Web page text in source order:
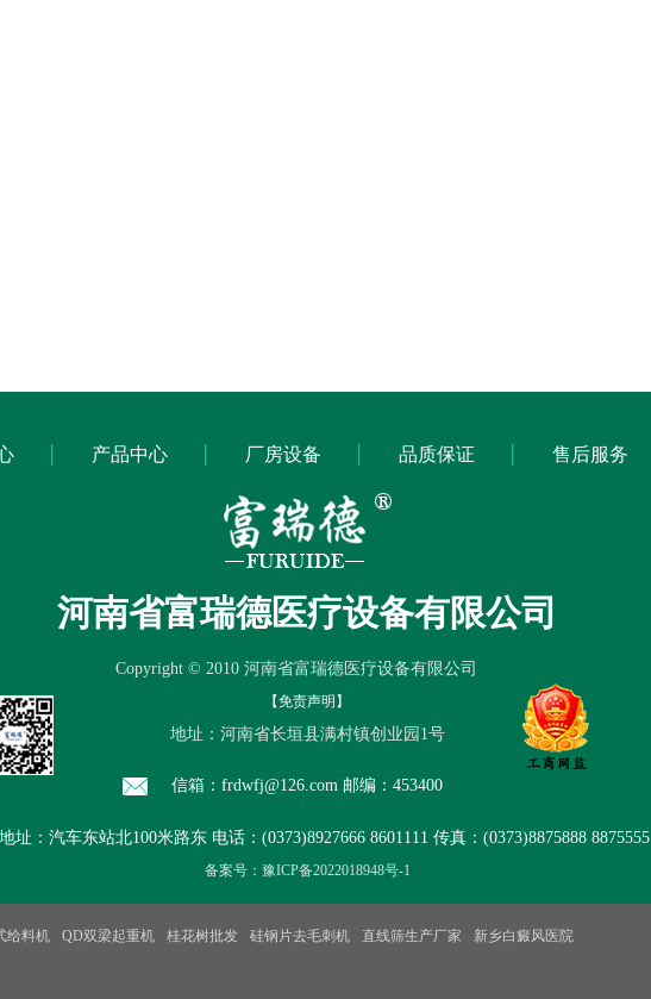
产品中心 厂房设备
厂房设备
品质保证 售后服务
河南省富瑞德医疗设备有限公司
Copyright © 2010 河南省富瑞德医疗设备有限公司
【免责声明】
地址：河南省长垣县满村镇创业园1号
信箱：frdwfj@126.com 邮编：453400
址：汽车东站北100米路东 电话：(0373)8927666 8601111 传真：(0373)8875888 8875555
备案号：豫ICP备2022018948号-1
给料机 QD双梁起重机 桂花树批发 硅钢片去毛刺机 直线筛生产厂家 新乡白癜风医院